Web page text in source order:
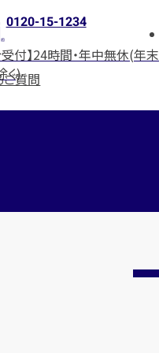
0120-15-1234
受付】24時間・年中無休(年末
く)
ご質問